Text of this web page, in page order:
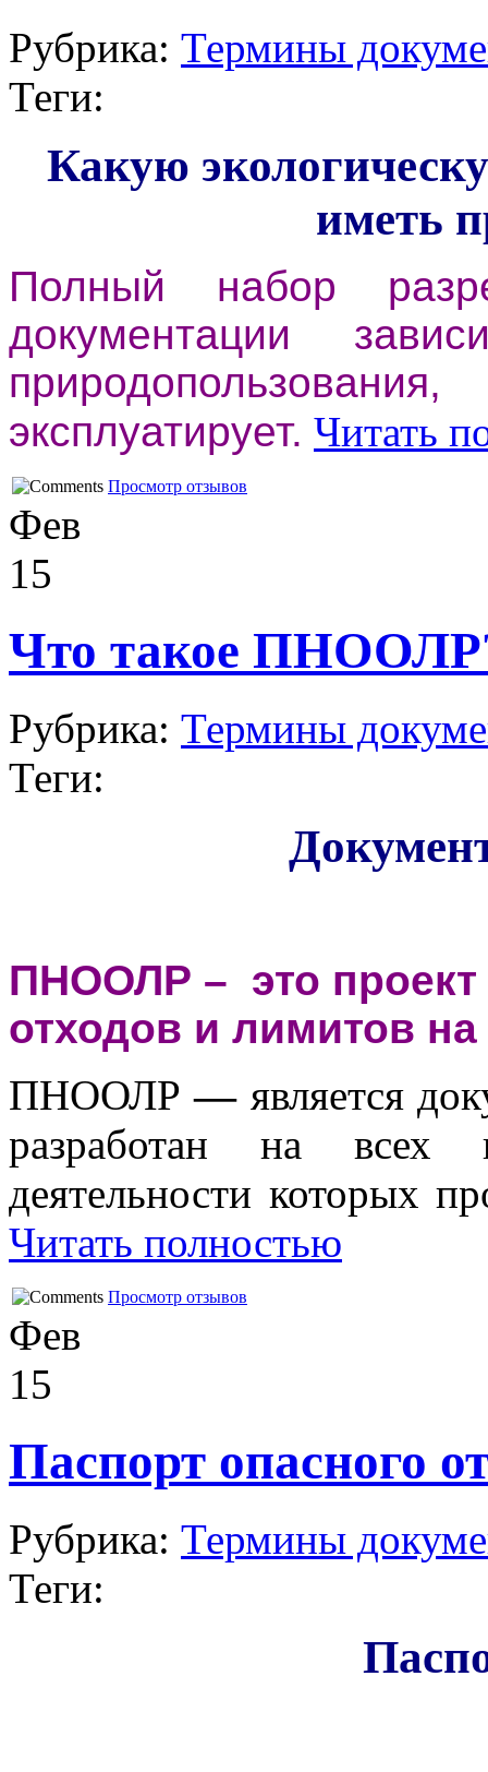
Рубрика: Термины
Теги:
Какую
иметь
Полный набор
документации
эксплуатирует. Читать
Просмотр отзывов
Фев
15
Что такое
Рубрика: Термины
Теги:
ПНООЛР – это
отходов и лимитов
ПНООЛР — является
разработан на всех
деятельности которых
Читать полностью
Просмотр отзывов
Фев
15
Паспорт опасного
Рубрика: Термины
Теги: